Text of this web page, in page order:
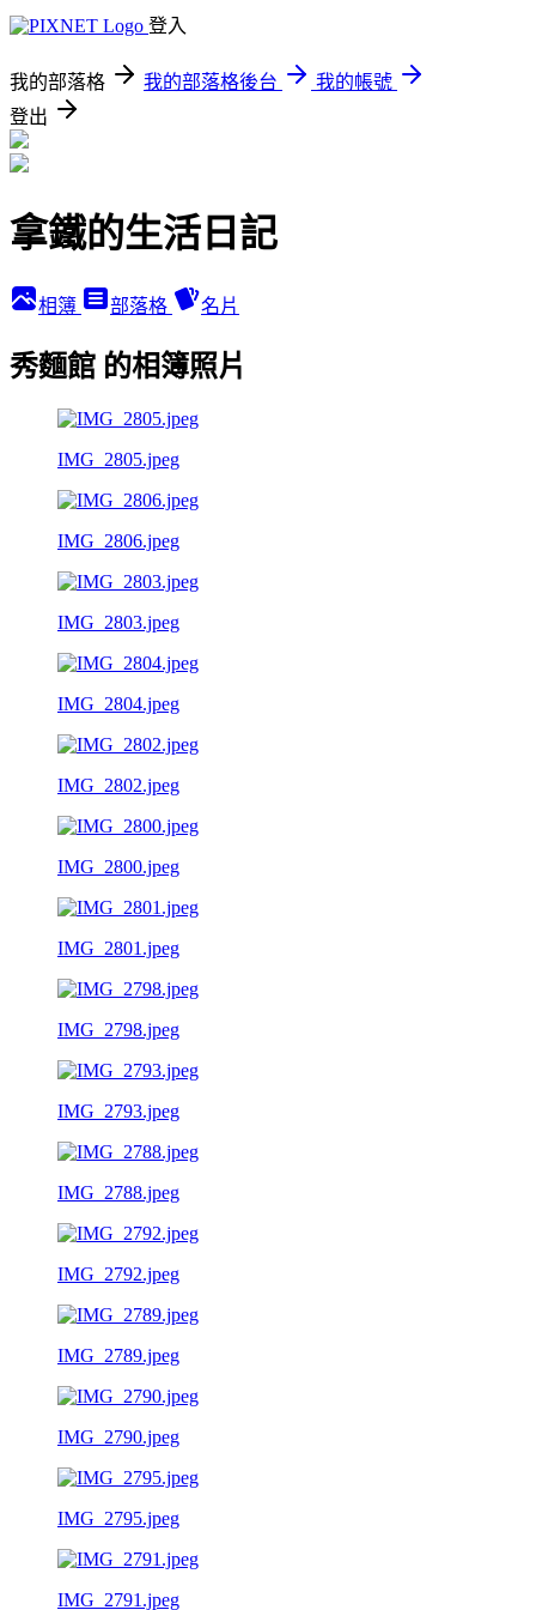
登入
我的部落格 我的部落格後台
我的帳號
登出
拿鐵的生活日記
相簿 部落格 名片
秀麵館 的相簿照片
IMG_2805.jpeg
IMG_2806.jpeg
IMG_2803.jpeg
IMG_2804.jpeg
IMG_2802.jpeg
IMG_2800.jpeg
IMG_2801.jpeg
IMG_2798.jpeg
IMG_2793.jpeg
IMG_2788.jpeg
IMG_2792.jpeg
IMG_2789.jpeg
IMG_2790.jpeg
IMG_2795.jpeg
IMG_2791.jpeg